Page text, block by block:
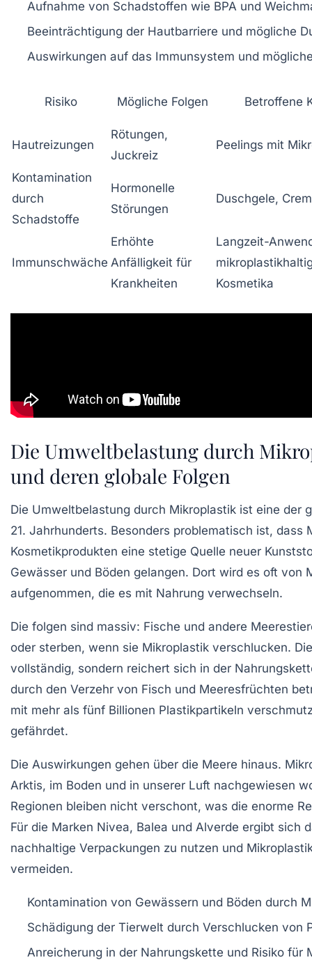
Aufnahme von Schadstoffen wie BPA und
Beeinträchtigung der Hautbarriere und mögliche
Auswirkungen auf das Immunsystem und
Risiko Mögliche Folgen Betroffene
Hautreizungen
Rötungen,
Juckreiz
Peelings mit
Kontamination
durch
Schadstoffe
Hormonelle
Störungen
Duschgele,
Immunschwäche
Erhöhte
Anfälligkeit für
Krankheiten
Langzeit-
Kosmetika
Die Umweltbelastung durch
und deren globale Folgen
Die Umweltbelastung durch Mikroplastik ist eine der
21. Jahrhunderts. Besonders problematisch ist, dass
Kosmetikprodukten eine stetige Quelle neuer
Gewässer und Böden gelangen. Dort wird es oft von
aufgenommen, die es mit Nahrung verwechseln.
Die folgen sind massiv: Fische und andere
oder sterben, wenn sie Mikroplastik verschlucken.
vollständig, sondern reichert sich in der
durch den Verzehr von Fisch und Meeresfrüchten
mit mehr als fünf Billionen Plastikpartikeln
gefährdet.
Die Auswirkungen gehen über die Meere hinaus.
Arktis, im Boden und in unserer Luft nachgewiesen
Regionen bleiben nicht verschont, was die enorme
Für die Marken Nivea, Balea und Alverde ergibt sich
nachhaltige Verpackungen zu nutzen und
vermeiden.
Kontamination von Gewässern und Böden durch
Schädigung der Tierwelt durch Verschlucken von
Anreicherung in der Nahrungskette und Risiko für